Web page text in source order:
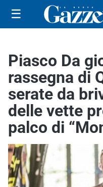
☰
Piasco Da
rassegna di
serate da
delle vette
palco di